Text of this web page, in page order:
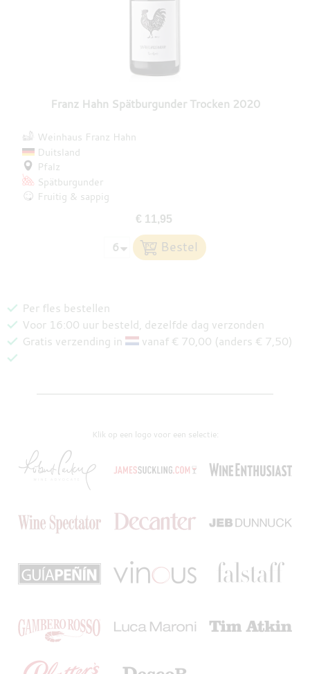
Franz Hahn Spätburgunder Trocken 2020
Weinhaus Franz Hahn
Duitsland
Pfalz
Spätburgunder
Fruitig & sappig
€ 11,95
Per fles bestellen
Voor 16:00 uur besteld, dezelfde dag verzonden
Gratis verzending in
vanaf € 70,00 (anders € 7,50)
Klik op een logo voor een selectie: